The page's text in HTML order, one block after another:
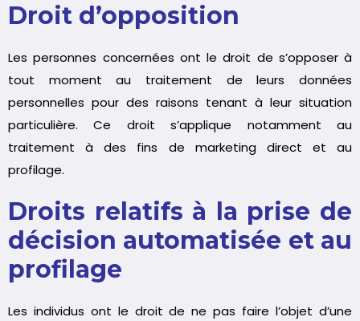
Droit d’opposition
Les personnes concernées ont le droit de s’opposer à
tout moment au traitement de leurs données
personnelles pour des raisons tenant à leur situation
particulière. Ce droit s’applique notamment au
traitement à des fins de marketing direct et au
profilage.
Droits relatifs à la prise de
décision automatisée et au
profilage
Les individus ont le droit de ne pas faire l’objet d’une